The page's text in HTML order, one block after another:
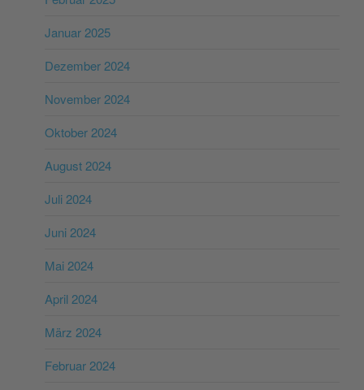
Januar 2025
Dezember 2024
November 2024
Oktober 2024
August 2024
Juli 2024
Juni 2024
Mai 2024
April 2024
März 2024
Februar 2024